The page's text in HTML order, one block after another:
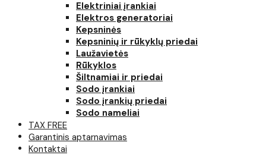
Elektriniai įrankiai
Elektros generatoriai
Kepsninės
Kepsninių ir rūkyklų priedai
Laužavietės
Rūkyklos
Šiltnamiai ir priedai
Sodo įrankiai
Sodo įrankių priedai
Sodo nameliai
TAX FREE
Garantinis aptarnavimas
Kontaktai